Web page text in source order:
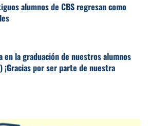
alumnos de CBS regresan como
en la graduación de nuestros alumnos
¡Gracias por ser parte de nuestra